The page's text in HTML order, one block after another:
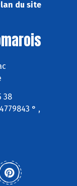
du site
38
° ,